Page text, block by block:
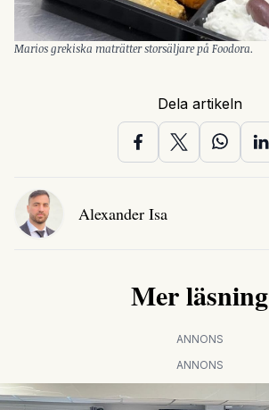
Marios grekiska maträtter storsäljare på Foodora.
Dela artikeln
Alexander Isa
Mer läsning
ANNONS
ANNONS